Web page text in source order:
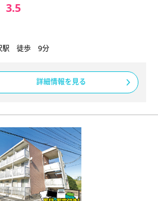
3.5
駅 徒歩 9分
詳細情報を見る